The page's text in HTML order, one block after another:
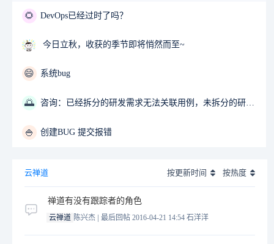
🌻 DevOps已经过时了吗？
今日立秋，收获的季节即将悄然而至~
😄 系统bug
🌅 咨询：已经拆分的研发需求无法关联用例，未拆分的研发需求可以关联用例
🍚 创建BUG 提交报错
云禅道 按更新时间 按热度
禅道有没有跟踪者的角色
云禅道 陈兴杰 | 最后回帖 2016-04-21 14:54 石洋洋